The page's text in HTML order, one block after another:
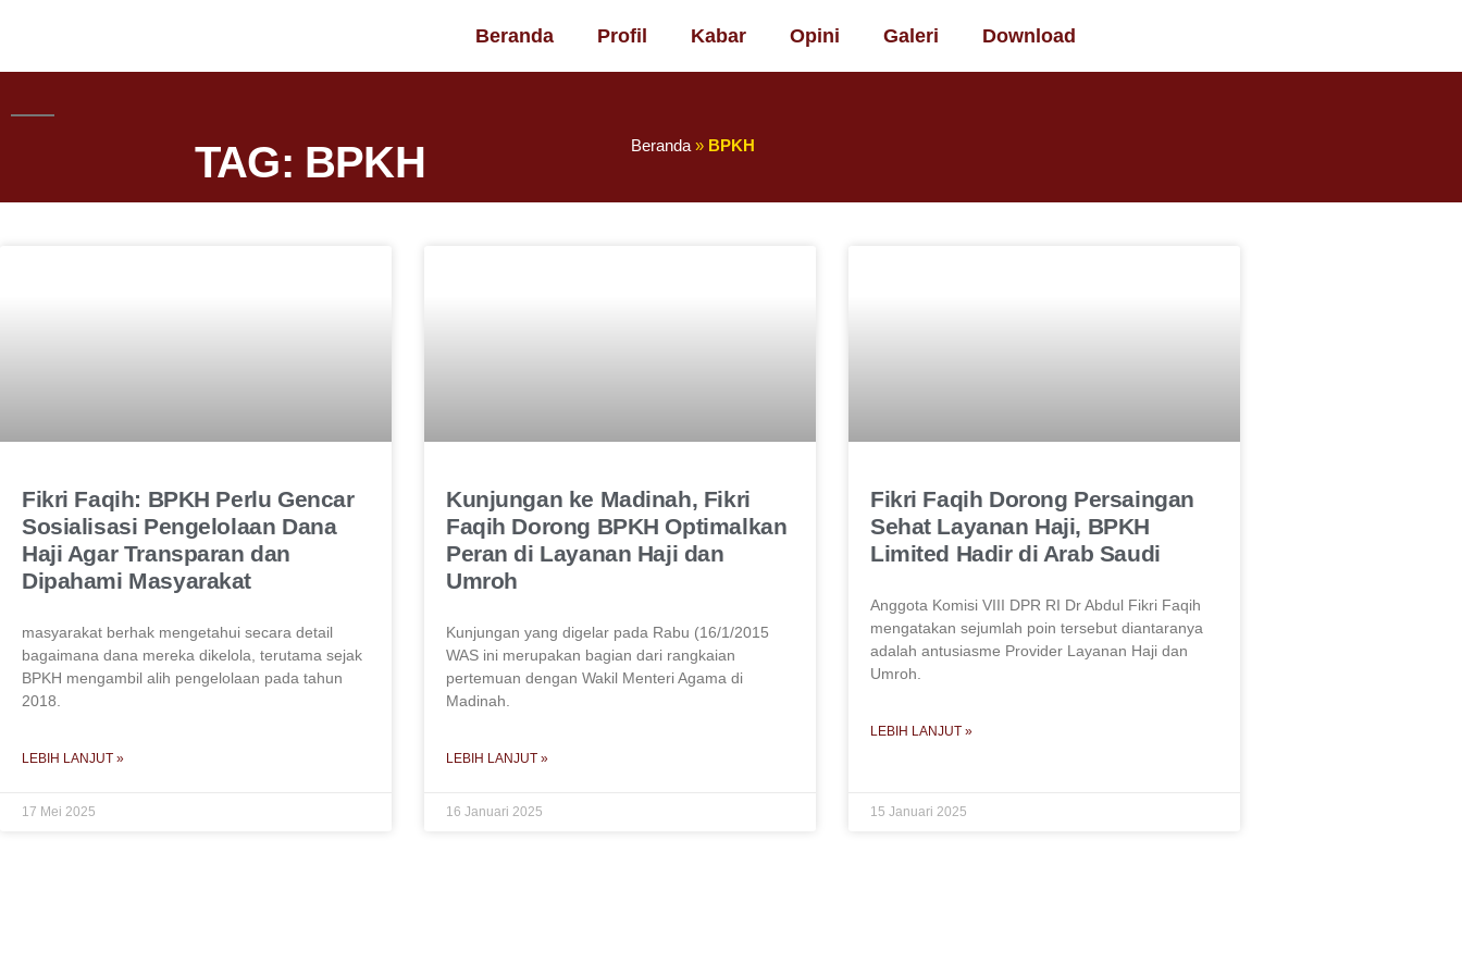
Beranda Profil Kabar Opini Galeri Download
TAG: BPKH Beranda » BPKH
Fikri Faqih: BPKH Perlu Gencar
Sosialisasi Pengelolaan Dana
Haji Agar Transparan dan
Dipahami Masyarakat
masyarakat berhak mengetahui secara detail
bagaimana dana mereka dikelola, terutama sejak
BPKH mengambil alih pengelolaan pada tahun
2018.
LEBIH LANJUT »
17 Mei 2025
Kunjungan ke Madinah, Fikri
Faqih Dorong BPKH Optimalkan
Peran di Layanan Haji dan
Umroh
Kunjungan yang digelar pada Rabu (16/1/2015
WAS ini merupakan bagian dari rangkaian
pertemuan dengan Wakil Menteri Agama di
Madinah.
LEBIH LANJUT »
16 Januari 2025
Fikri Faqih Dorong Persaingan
Sehat Layanan Haji, BPKH
Limited Hadir di Arab Saudi
Anggota Komisi VIII DPR RI Dr Abdul Fikri Faqih
mengatakan sejumlah poin tersebut diantaranya
adalah antusiasme Provider Layanan Haji dan
Umroh.
LEBIH LANJUT »
15 Januari 2025